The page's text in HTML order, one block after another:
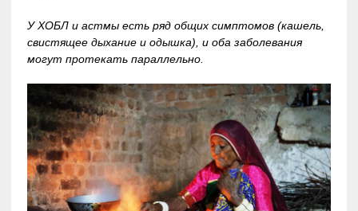
У ХОБЛ и астмы есть ряд общих симптомов (кашель,
свистящее дыхание и одышка), и оба заболевания
могут протекать параллельно.